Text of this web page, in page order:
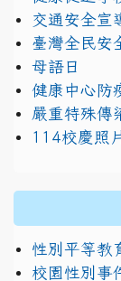
交通安全宣
臺灣全民安
母語日
健康中心防
嚴重特殊傳
114校慶照
性別平等教
校園性別事